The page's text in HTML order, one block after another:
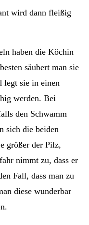
wird dann fleißig
haben die Köchin
säubert man sie
legt sie in einen
werden. Bei
den Schwamm
sich die beiden
größer der Pilz,
nimmt zu, dass er
Fall, dass man zu
diese wunderbar